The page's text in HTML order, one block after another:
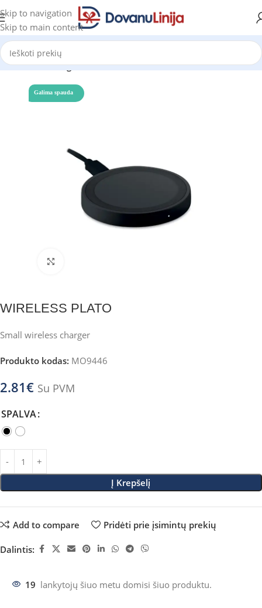
Skip to navigation
Skip to main content
Pradžia Katalogas
Galima spauda
WIRELESS PLATO
Small wireless charger
Produkto kodas: MO9446
2.81€ Su PVM
SPALVA
Į Krepšelį
Add to compare Pridėti prie įsimintų prekių
Dalintis:
19 lankytojų šiuo metu domisi šiuo produktu.